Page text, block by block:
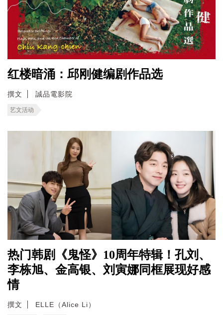
红楼暗涌：邱刚健编剧作品选
撰文 誠品電影院
艺文活动
热门韩剧《鬼怪》10周年特辑！孔刘、
李栋旭、金高银、刘寅娜同框展现好感
情
撰文 ELLE（Alice Li）